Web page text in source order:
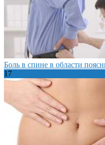
Боль в спине в области
17